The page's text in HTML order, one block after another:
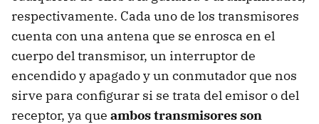
respectivamente. Cada uno de los transmisores
cuenta con una antena que se enrosca en el
cuerpo del transmisor, un interruptor de
encendido y apagado y un conmutador que nos
sirve para configurar si se trata del emisor o del
receptor, ya que ambos transmisores son